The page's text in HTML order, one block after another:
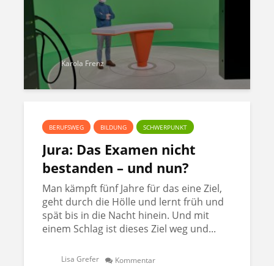
Karola Frenz
BERUFSWEG BILDUNG SCHWERPUNKT
Jura: Das Examen nicht
bestanden – und nun?
Man kämpft fünf Jahre für das eine Ziel,
geht durch die Hölle und lernt früh und
spät bis in die Nacht hinein. Und mit
einem Schlag ist dieses Ziel weg und...
Lisa Grefer Kommentar